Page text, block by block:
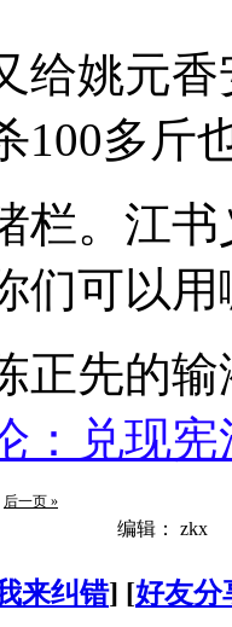
给姚元
100多斤
栏。江
们可以用
正先的
：兑现
后一页 »
编辑： zkx
来纠错] [好友分